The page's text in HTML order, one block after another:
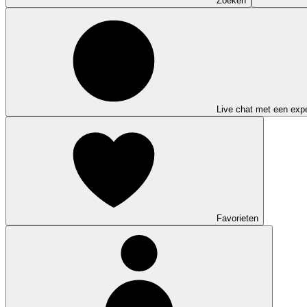
Live chat met een
Favorieten